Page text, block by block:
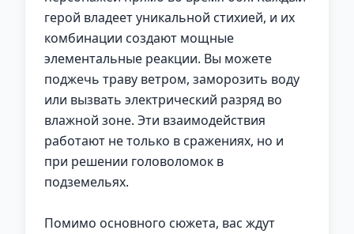
герой владеет уникальной стихией, и их
комбинации создают мощные
элементальные реакции. Вы можете
поджечь траву ветром, заморозить воду
или вызвать электрический разряд во
влажной зоне. Эти взаимодействия
работают не только в сражениях, но и
при решении головоломок в
подземельях.
Помимо основного сюжета, вас ждут